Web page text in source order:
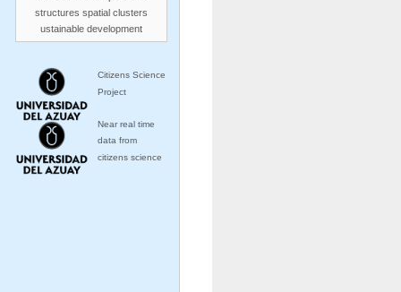
structures spatial clusters
ustainable development
Citizens Science
Project
Near real time
data from
citizens science